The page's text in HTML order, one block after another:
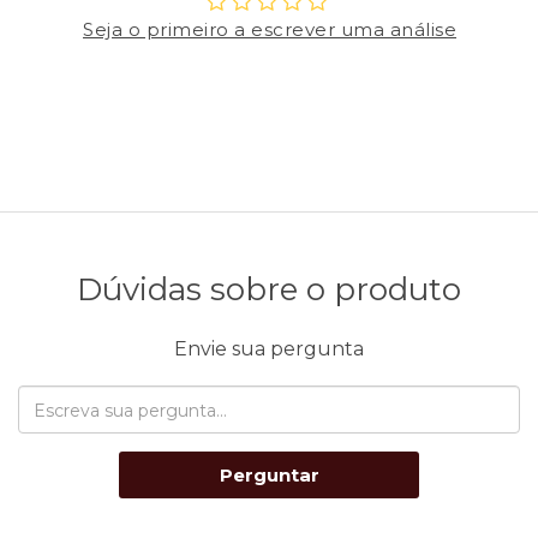
Seja o primeiro a escrever uma análise
Dúvidas sobre o produto
Envie sua pergunta
Perguntar